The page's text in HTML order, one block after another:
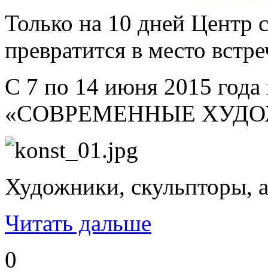
Только на 10 дней Центр
превратится в место
С 7 по 14 июня 2015 года
«СОВРЕМЕННЫЕ
Художники, скульпторы,
Читать дальше
0